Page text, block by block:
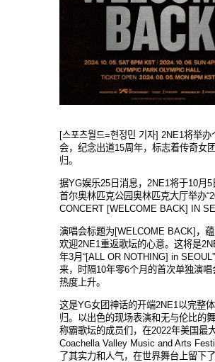
[스포츠월드=현정민 기자] 2NE1将举
会，纪念出道15周年，标志着传奇女
归。
据YG娱乐25日消息，2NE1将于10月5
首尔奥林匹克公园奥林匹克大厅举办
CONCERT [WELCOME BACK] IN
演唱会标题为[WELCOME BACK]，
欢迎2NE1重返歌坛的心意。这将是
年3月“[ALL OR NOTHING] in
来，时隔10年零6个月的首次单独演唱
热度上升。
这是YG女团神话的开端2NE1以完整
归。以出色的现场表演和无与伦比的
称霸歌坛的成员们，在2022年美国最
Coachella Valley Music and Arts
了其实力和人气，在世界舞台上留下